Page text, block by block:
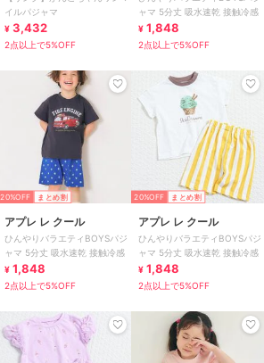
イルパジャマ
¥ 3,432
2点以上で5%OFF
ャマ 5分丈 吸水速乾 接触冷感
¥ 1,848
2点以上で5%OFF
20%OFF まとめ割
アプレ レ クール
ひんやりバラエティBOYSパジ
ャマ 5分丈 吸水速乾 接触冷感
¥ 1,848
2点以上で5%OFF
20%OFF まとめ割
アプレ レ クール
ひんやりバラエティBOYSパジ
ャマ 5分丈 吸水速乾 接触冷感
¥ 1,848
2点以上で5%OFF